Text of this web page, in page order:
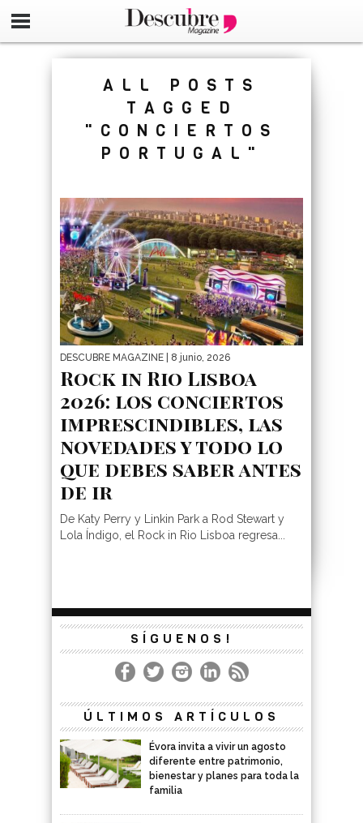
google-site-
ALL POSTS
TAGGED
"CONCIERTOS
PORTUGAL"
DESCUBRE MAGAZINE | 8 junio, 2026
Rock in Rio Lisboa
2026: los conciertos
imprescindibles, las
novedades y todo lo
que debes saber antes
de ir
De Katy Perry y Linkin Park a Rod Stewart y
Lola Índigo, el Rock in Rio Lisboa regresa...
SÍGUENOS!
ÚLTIMOS ARTÍCULOS
Évora invita a vivir un agosto
diferente entre patrimonio,
bienestar y planes para toda la
familia